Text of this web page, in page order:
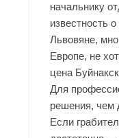
начальнику
известность
Львовяне,
Европе, не
цена
Для
решения, чем
Если